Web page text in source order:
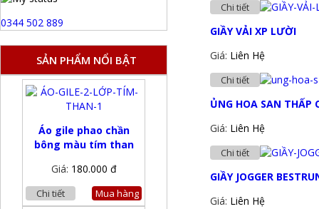
Chi tiết
GIẦY VẢI XP LƯỜI
Giá: Liên Hệ
Chi tiết
ỦNG HOA SAN THẤP
Giá: Liên Hệ
Chi tiết
GIẦY JOGGER
Giá: Liên Hệ
0344 502 889
SẢN PHẨM NỔI BẬT
Áo gile phao chần
bông màu tím than
Giá: 180.000 đ
Chi tiết Mua hàng